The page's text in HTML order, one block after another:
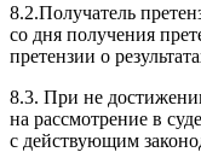
8.2.Получатель
со дня получения
претензии о
8.3. При не
на рассмотрение в
с действующим